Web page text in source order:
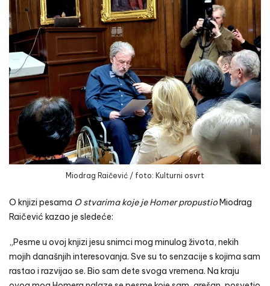
Miodrag Raičević / foto: Kulturni osvrt
O knjizi pesama O stvarima koje je Homer propustioMiodrag
Raičević kazao je sledeće:
„Pesme u ovoj knjizi jesu snimci mog minulog života, nekih
mojih današnjih interesovanja. Sve su to senzacije s kojima sam
rastao i razvijao se. Bio sam dete svoga vremena. Na kraju